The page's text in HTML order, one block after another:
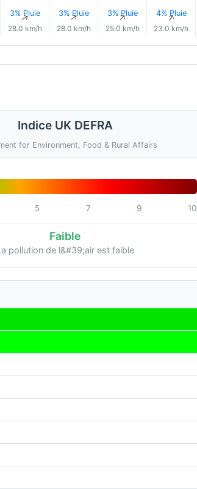
3% Pluie
↑
28.0 km/h
3% Pluie
↑
28.0 km/h
3% Pluie
↑
25.0 km/h
4% Pluie
↑
23.0 km/h
Indice UK DEFRA
for Environment, Food & Rural Affairs
5 7 9 10
Faible
pollution de l&#39;air est faible